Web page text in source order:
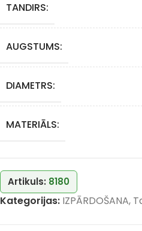
TANDIRS:
AUGSTUMS:
DIAMETRS:
MATERIĀLS:
Artikuls: 8180
Kategorijas: IZPĀRDOŠANA,